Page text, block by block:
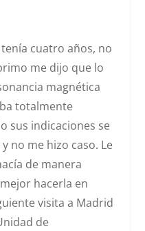
cuatro años, no
me dijo que lo
magnética
totalmente
sus indicaciones se
no me hizo caso. Le
de manera
hacerla en
visita a Madrid
de